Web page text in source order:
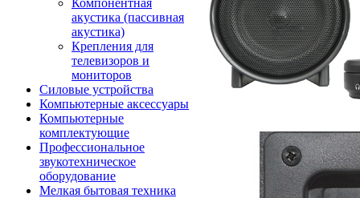
Компонентная
акустика (пассивная
акустика)
Крепления для
телевизоров и
мониторов
Силовые устройства
Компьютерные аксессуары
Компьютерные
комплектующие
Профессиональное
звукотехническое
оборудование
Мелкая бытовая техника